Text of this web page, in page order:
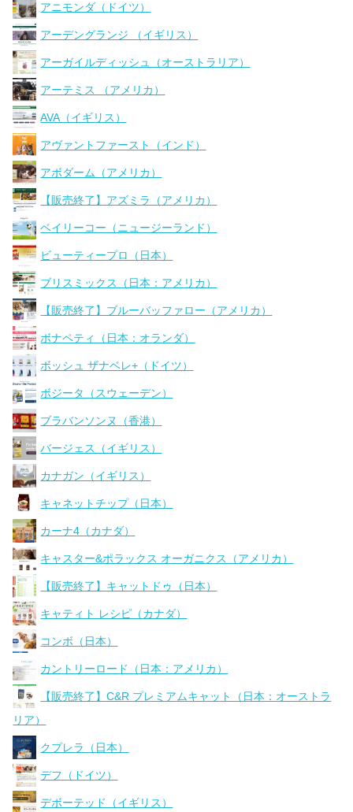
アニモンダ（ドイツ）
アーデングランジ （イギリス）
アーガイルディッシュ（オーストラリア）
アーテミス （アメリカ）
AVA（イギリス）
アヴァントファースト（インド）
アボダーム（アメリカ）
【販売終了】アズミラ（アメリカ）
ベイリーコー（ニュージーランド）
ビューティープロ（日本）
ブリスミックス（日本：アメリカ）
【販売終了】ブルーバッファロー（アメリカ）
ボナペティ（日本：オランダ）
ボッシュ ザナベレ+（ドイツ）
ボジータ（スウェーデン）
ブラバンソンヌ（香港）
バージェス（イギリス）
カナガン（イギリス）
キャネットチップ（日本）
カーナ4（カナダ）
キャスター&ポラックス オーガニクス（アメリカ）
【販売終了】キャットドゥ（日本）
キャティト レシピ（カナダ）
コンボ（日本）
カントリーロード（日本：アメリカ）
【販売終了】C&R プレミアムキャット（日本：オーストラ
リア）
クプレラ（日本）
デフ（ドイツ）
デボーテッド（イギリス）